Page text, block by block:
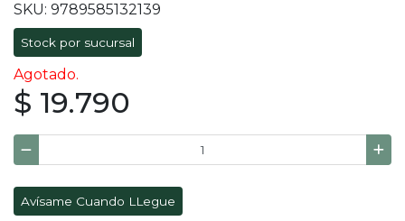
SKU: 9789585132139
Stock por sucursal
Agotado.
$ 19.790
Avísame Cuando LLegue